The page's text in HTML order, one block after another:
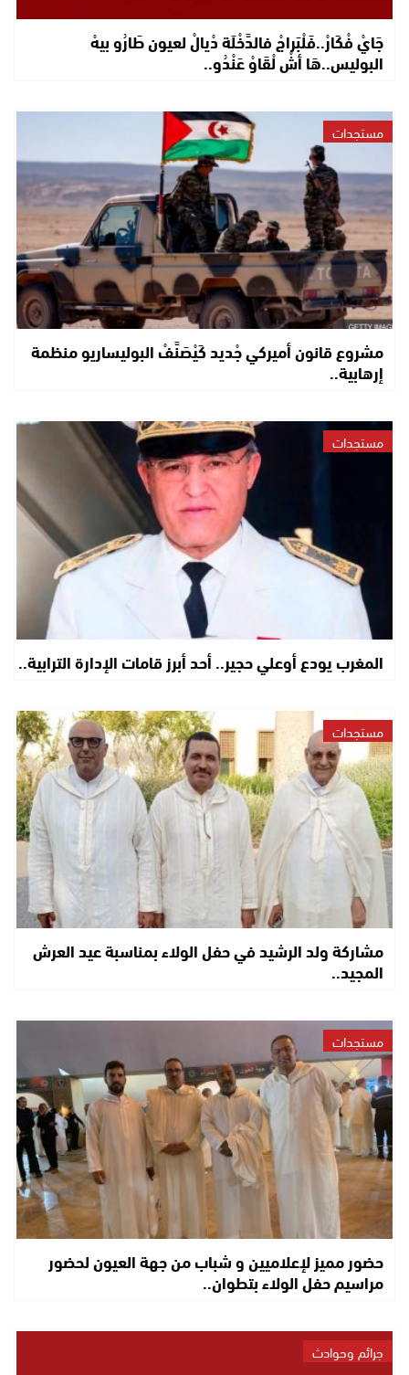
جَايْ فْكَارْ..فَلْبَراجْ فالدَّخْلَة دْيالْ لعيون طَارُو بيهْ
البوليس..هَا أشْ لْقَاوْ عَنْدُو..
مستجدات
مشروع قانون أميركي جْديد كَيْصَنَّفْ البوليساريو منظمة
إرهابية..
مستجدات
المغرب يودع أوعلي حجير.. أحد أبرز قامات الإدارة الترابية..
مستجدات
مشاركة ولد الرشيد في حفل الولاء بمناسبة عيد العرش
المجيد..
مستجدات
حضور مميز لإعلاميين و شباب من جهة العيون لحضور
مراسيم حفل الولاء بتطوان..
جرائم وحوادث